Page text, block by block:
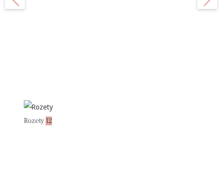
Rozety 12